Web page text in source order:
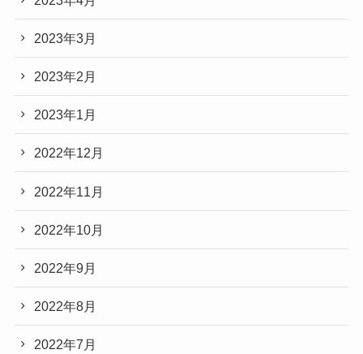
2023年3月
2023年2月
2023年1月
2022年12月
2022年11月
2022年10月
2022年9月
2022年8月
2022年7月